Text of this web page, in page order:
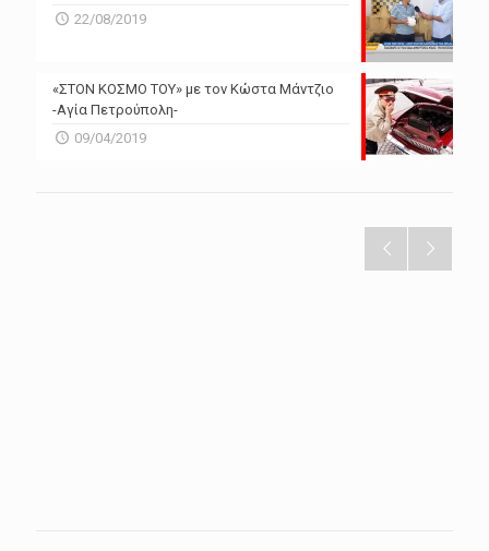
22/08/2019
«ΣΤΟΝ ΚΟΣΜΟ ΤΟΥ» με τον Κώστα Μάντζιο
-Αγία Πετρούπολη-
09/04/2019